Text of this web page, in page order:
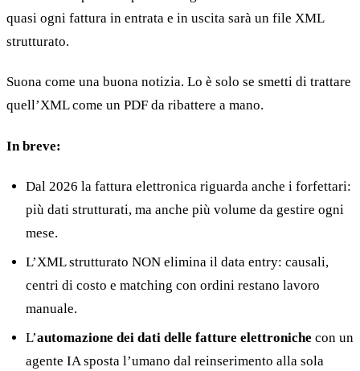
quasi ogni fattura in entrata e in uscita sarà un file XML
strutturato.
Suona come una buona notizia. Lo è solo se smetti di trattare
quell’XML come un PDF da ribattere a mano.
In breve:
Dal 2026 la fattura elettronica riguarda anche i forfettari:
più dati strutturati, ma anche più volume da gestire ogni
mese.
L’XML strutturato NON elimina il data entry: causali,
centri di costo e matching con ordini restano lavoro
manuale.
L’automazione dei dati delle fatture elettroniche con un
agente IA sposta l’umano dal reinserimento alla sola